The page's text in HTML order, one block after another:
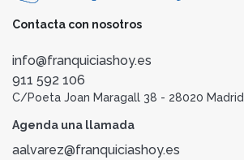
Contacta con nosotros
info@franquiciashoy.es
911 592 106
C/Poeta Joan Maragall 38 - 28020 Madrid
Agenda una llamada
aalvarez@franquiciashoy.es